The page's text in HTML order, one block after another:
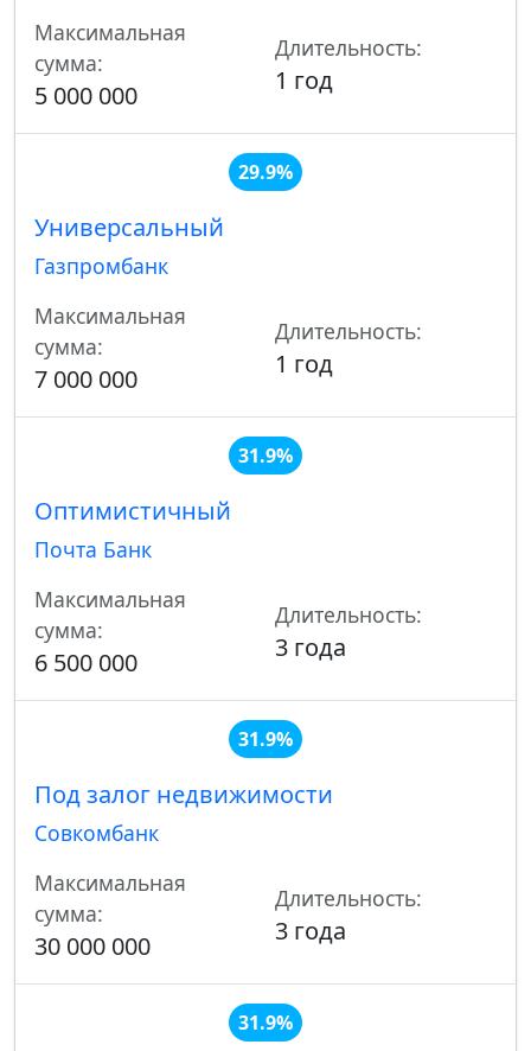
Максимальная
сумма:
5 000 000
Длительность:
1 год
29.9%
Универсальный
Газпромбанк
Максимальная
сумма:
7 000 000
Длительность:
1 год
31.9%
Оптимистичный
Почта Банк
Максимальная
сумма:
6 500 000
Длительность:
3 года
31.9%
Под залог недвижимости
Совкомбанк
Максимальная
сумма:
30 000 000
Длительность:
3 года
31.9%